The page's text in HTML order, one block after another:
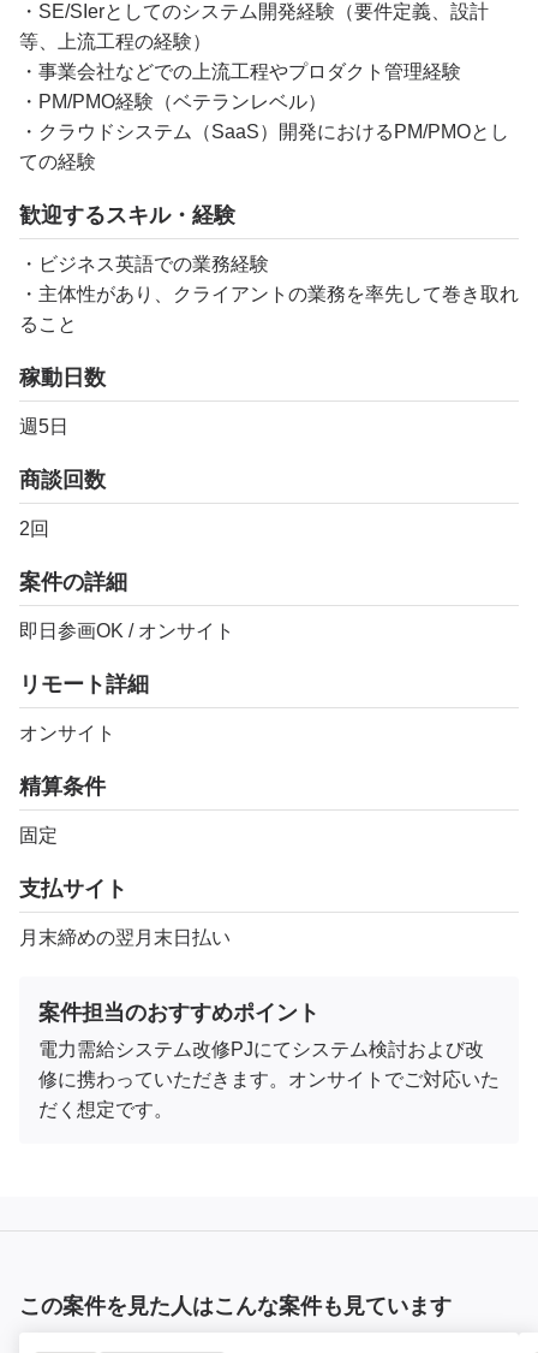
・SE/SIerとしてのシステム開発経験（要件定義、設計
等、上流工程の経験）
・事業会社などでの上流工程やプロダクト管理経験
・PM/PMO経験（ベテランレベル）
・クラウドシステム（SaaS）開発におけるPM/PMOとし
ての経験
歓迎するスキル・経験
・ビジネス英語での業務経験
・主体性があり、クライアントの業務を率先して巻き取れ
ること
稼動日数
週5日
商談回数
2回
案件の詳細
即日参画OK / オンサイト
リモート詳細
オンサイト
精算条件
固定
支払サイト
月末締めの翌月末日払い
案件担当のおすすめポイント
電力需給システム改修PJにてシステム検討および改
修に携わっていただきます。オンサイトでご対応いた
だく想定です。
この案件を見た人はこんな案件も見ています